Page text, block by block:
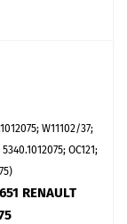
W11102/37;
OC121;
RENAULT